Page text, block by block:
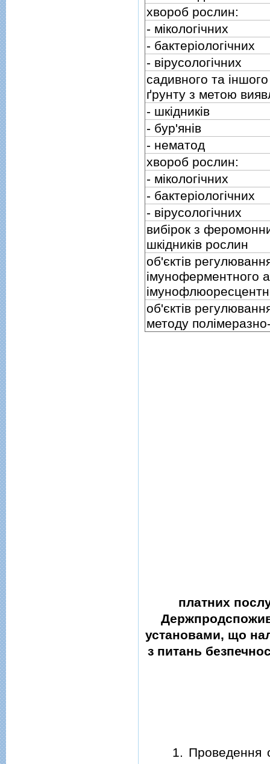
хвороб рослин:
- мiкологiчних
- бактерiологiчних
- вiрусологiчних
садивного та
ґрунту з метою
- шкiдникiв
- бур'янiв
- нематод
хвороб рослин:
- мiкологiчних
- бактерiологiчних
- вiрусологiчних
вибiрок з
шкiдникiв рослин
об'єктiв
iмуноферментного
об'єктiв
методу
платних
установами, що
з питань
1. Проведення